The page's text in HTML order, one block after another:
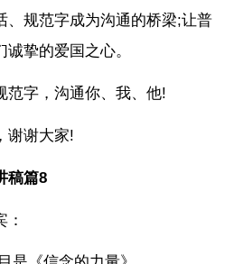
、规范字成为沟通的桥梁;让普
挚的爱国之心。
范字，沟通你、我、他!
谢谢大家!
稿篇8